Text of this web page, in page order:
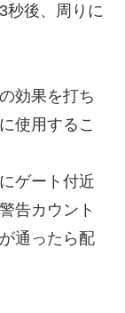
秒後、周りに
効果を打ち
使用するこ
ゲート付近
告カウント
通ったら配